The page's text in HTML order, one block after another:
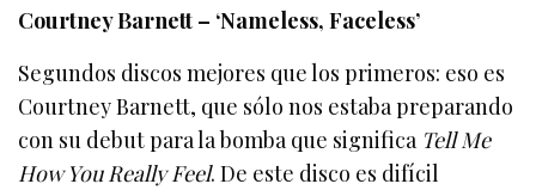
Courtney Barnett – ‘Nameless, Faceless’
Segundos discos mejores que los primeros: eso es
Courtney Barnett, que sólo nos estaba preparando
con su debut para la bomba que significaTell Me
How You Really Feel. De este disco es difícil